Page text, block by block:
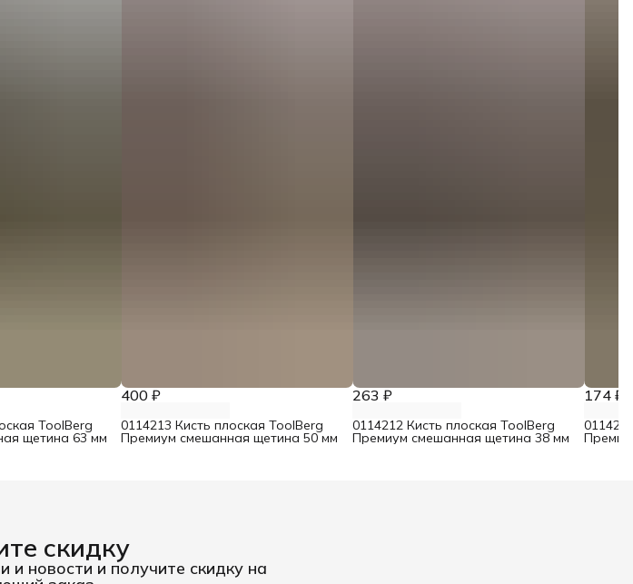
ToolBerg
щетина 63 мм
400 ₽
0114213 Кисть плоская ToolBerg
Премиум смешанная щетина 50 мм
263 ₽
0114212 Кисть плоская ToolBerg
Премиум смешанная щетина 38 мм
174 ₽
скидку
новости и получите скидку на